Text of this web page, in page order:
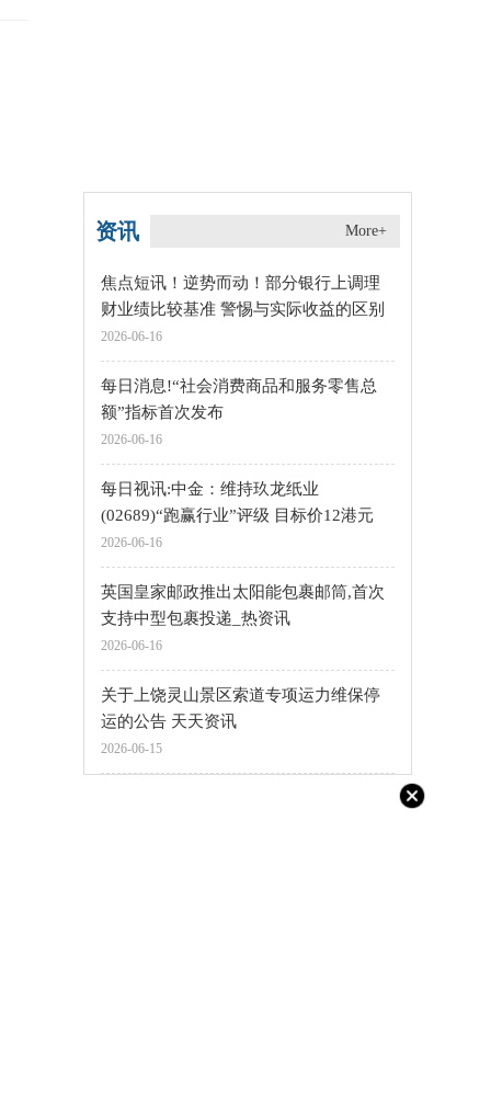
资讯 More+
焦点短讯！逆势而动！部分银行上调理
财业绩比较基准 警惕与实际收益的区别
2026-06-16
每日消息!“社会消费商品和服务零售总
额”指标首次发布
2026-06-16
每日视讯:中金：维持玖龙纸业
(02689)“跑赢行业”评级 目标价12港元
2026-06-16
英国皇家邮政推出太阳能包裹邮筒,首次
支持中型包裹投递_热资讯
2026-06-16
关于上饶灵山景区索道专项运力维保停
运的公告 天天资讯
2026-06-15